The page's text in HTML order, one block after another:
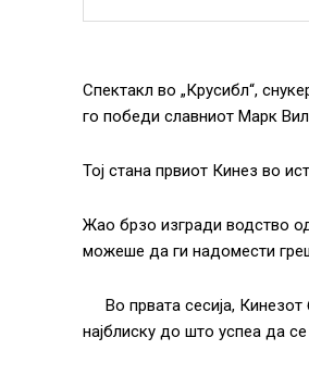
Спектакл во „Крусибл“,
го победи славниот Марк
Тој стана првиот Кинез во
Жао брзо изгради водство
можеше да ги надомести
Во првата сесија,
најблиску до што успеа да